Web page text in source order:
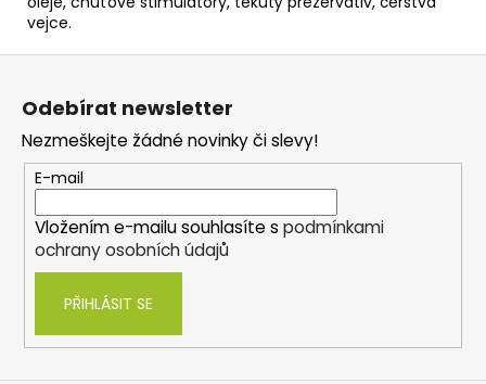
vejce.
Z
Odebírat newsletter
Nezmeškejte žádné novinky či slevy!
E-mail
Vložením e-mailu souhlasíte s podmínkami
ochrany osobních údajů
PŘIHLÁSIT SE